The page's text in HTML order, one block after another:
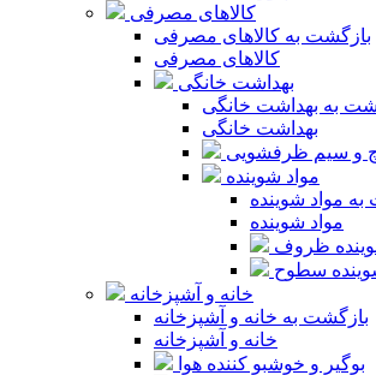
کالاهای مصرفی
بازگشت به کالاهای مصرفی
کالاهای مصرفی
بهداشت خانگی
به بهداشت خانگی
بهداشت خانگی
و سیم ظرفشویی
مواد شوینده
مواد شوینده
مواد شوینده
ظروف
سطوح
خانه و آشپزخانه
بازگشت به خانه و آشپزخانه
خانه و آشپزخانه
بوگیر و خوشبو کننده هوا